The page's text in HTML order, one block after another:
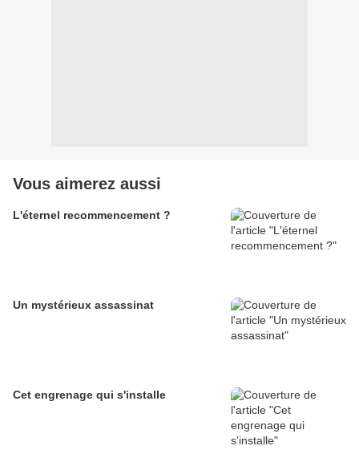
Vous aimerez aussi
L'éternel recommencement ?
Un mystérieux assassinat
Cet engrenage qui s'installe